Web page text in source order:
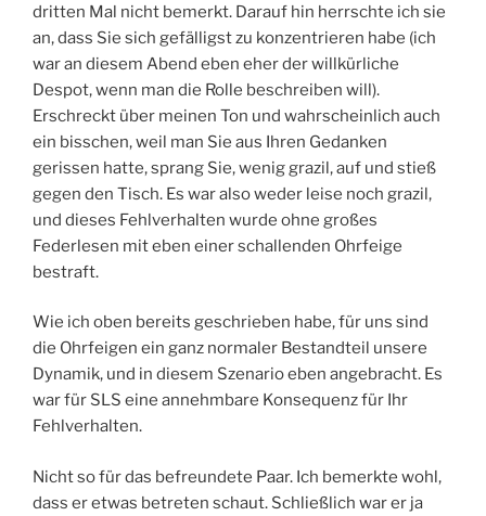
dritten Mal nicht bemerkt. Darauf hin herrschte ich sie
an, dass Sie sich gefälligst zu konzentrieren habe (ich
war an diesem Abend eben eher der willkürliche
Despot, wenn man die Rolle beschreiben will).
Erschreckt über meinen Ton und wahrscheinlich auch
ein bisschen, weil man Sie aus Ihren Gedanken
gerissen hatte, sprang Sie, wenig grazil, auf und stieß
gegen den Tisch. Es war also weder leise noch grazil,
und dieses Fehlverhalten wurde ohne großes
Federlesen mit eben einer schallenden Ohrfeige
bestraft.
Wie ich oben bereits geschrieben habe, für uns sind
die Ohrfeigen ein ganz normaler Bestandteil unsere
Dynamik, und in diesem Szenario eben angebracht. Es
war für SLS eine annehmbare Konsequenz für Ihr
Fehlverhalten.
Nicht so für das befreundete Paar. Ich bemerkte wohl,
dass er etwas betreten schaut. Schließlich war er ja